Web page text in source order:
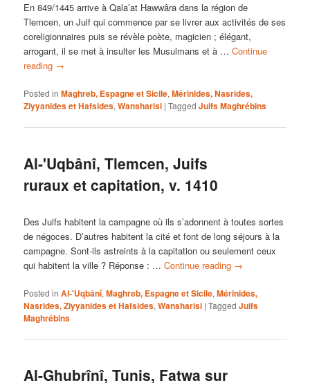
En 849/1445 arrive à Qala’at Hawwâra dans la région de
Tlemcen, un Juif qui commence par se livrer aux activités de ses
coreligionnaires puis se révèle poète, magicien ; élégant,
arrogant, il se met à insulter les Musulmans et à …Continue
reading →
Posted in Maghreb, Espagne et Sicile,Mérinides, Nasrides,
Ziyyanides et Hafsides,Wansharisi |Tagged Juifs Maghrébins
Al-'Uqbânî, Tlemcen, Juifs
ruraux et capitation, v. 1410
Des Juifs habitent la campagne où ils s’adonnent à toutes sortes
de négoces. D’autres habitent la cité et font de long séjours à la
campagne. Sont-ils astreints à la capitation ou seulement ceux
qui habitent la ville ? Réponse : …Continue reading →
Posted in Al-'Uqbânî,Maghreb, Espagne et Sicile,Mérinides,
Nasrides, Ziyyanides et Hafsides,Wansharisi |Tagged Juifs
Maghrébins
Al-Ghubrînî, Tunis, Fatwa sur